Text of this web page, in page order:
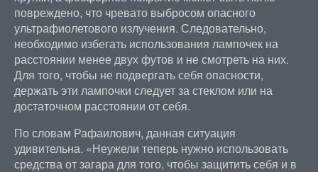
повреждено, что чревато выбросом опасного
ультрафиолетового излучения. Следовательно,
необходимо избегать использования лампочек на
расстоянии менее двух футов и не смотреть на них.
Для того, чтобы не подвергать себя опасности,
держать эти лампочки следует за стеклом или на
достаточном расстоянии от себя.
По словам Рафаилович, данная ситуация
удивительна. «Неужели теперь нужно использовать
средства от загара для того, чтобы защитить себя и в